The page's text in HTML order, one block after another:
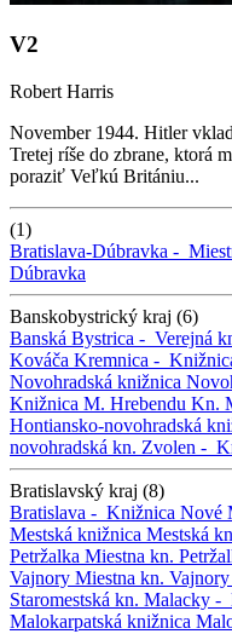
V2
Robert Harris
November 1944. Hitler
Tretej ríše do zbrane, ktorá
poraziť Veľkú Britániu...
(1)
Bratislava-Dúbravka -
Dúbravka
Banskobystrický kraj (6)
Banská Bystrica - Verejná
Kováča Kremnica -
Novohradská knižnica
Knižnica M. Hrebendu Kn.
Hontiansko-novohradská
novohradská kn. Zvolen -
Bratislavský kraj (8)
Bratislava - Knižnica Nové
Mestská knižnica Mestská
Petržalka Miestna kn.
Vajnory Miestna kn. Vajnory
Staromestská kn. Malacky -
Malokarpatská knižnica